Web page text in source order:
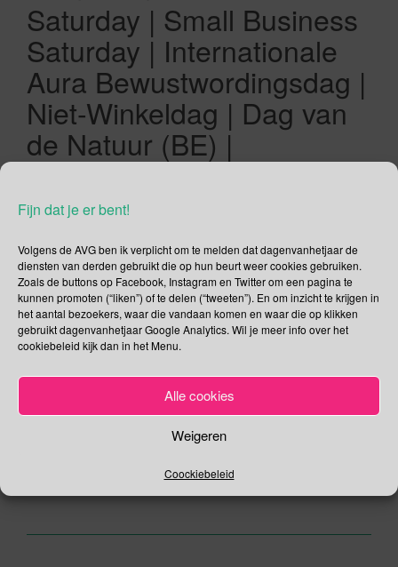
Fijn dat je er bent!
Volgens de AVG ben ik verplicht om te melden dat dagenvanhetjaar de
diensten van derden gebruikt die op hun beurt weer cookies gebruiken.
Zoals de buttons op Facebook, Instagram en Twitter om een pagina te
kunnen promoten (“liken”) of te delen (“tweeten”). En om inzicht te krijgen in
het aantal bezoekers, waar die vandaan komen en waar die op klikken
gebruikt dagenvanhetjaar Google Analytics. Wil je meer info over het
cookiebeleid kijk dan in het Menu.
Alle cookies
Weigeren
Coockiebeleid
Saturday | Small Business
Saturday | Internationale
Aura Bewustwordingsdag |
Niet-Winkeldag | Dag van
de Natuur (BE) |
Nobelstichting wordt
opgericht
Fair Saturday Wat is Fair Saturday? Fair Saturday is een
mondiale beweging die sinds 2015 een cultureel tegenluid wil
laten horen. Een tegengeluid tegen de commercie, de
hebberigheid, van Black Friday. Iedereen kan hier aan
schilders, verhalenvertellers, dichters, sopranen, fotografen,